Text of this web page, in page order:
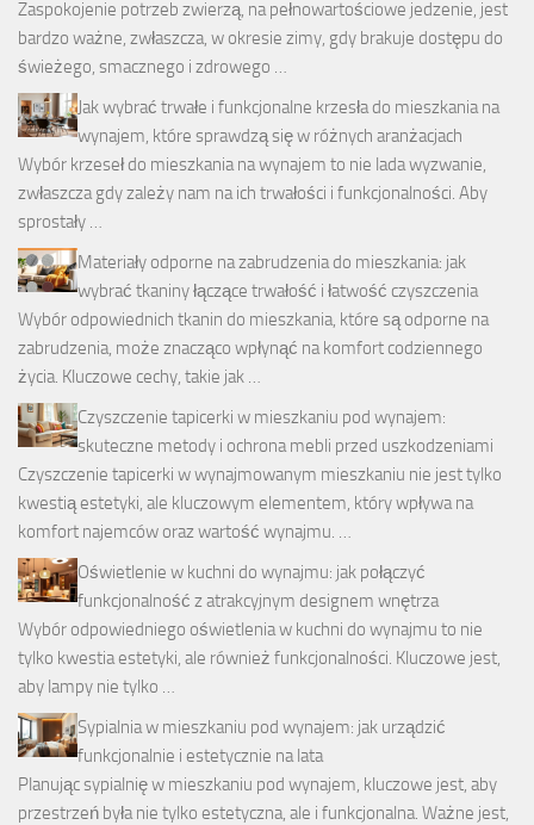
Zaspokojenie potrzeb zwierzą, na pełnowartościowe jedzenie, jest
bardzo ważne, zwłaszcza, w okresie zimy, gdy brakuje dostępu do
świeżego, smacznego i zdrowego …
Jak wybrać trwałe i funkcjonalne krzesła do mieszkania na
wynajem, które sprawdzą się w różnych aranżacjach
Wybór krzeseł do mieszkania na wynajem to nie lada wyzwanie,
zwłaszcza gdy zależy nam na ich trwałości i funkcjonalności. Aby
sprostały …
Materiały odporne na zabrudzenia do mieszkania: jak
wybrać tkaniny łączące trwałość i łatwość czyszczenia
Wybór odpowiednich tkanin do mieszkania, które są odporne na
zabrudzenia, może znacząco wpłynąć na komfort codziennego
życia. Kluczowe cechy, takie jak …
Czyszczenie tapicerki w mieszkaniu pod wynajem:
skuteczne metody i ochrona mebli przed uszkodzeniami
Czyszczenie tapicerki w wynajmowanym mieszkaniu nie jest tylko
kwestią estetyki, ale kluczowym elementem, który wpływa na
komfort najemców oraz wartość wynajmu. …
Oświetlenie w kuchni do wynajmu: jak połączyć
funkcjonalność z atrakcyjnym designem wnętrza
Wybór odpowiedniego oświetlenia w kuchni do wynajmu to nie
tylko kwestia estetyki, ale również funkcjonalności. Kluczowe jest,
aby lampy nie tylko …
Sypialnia w mieszkaniu pod wynajem: jak urządzić
funkcjonalnie i estetycznie na lata
Planując sypialnię w mieszkaniu pod wynajem, kluczowe jest, aby
przestrzeń była nie tylko estetyczna, ale i funkcjonalna. Ważne jest,